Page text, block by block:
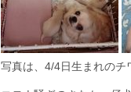
写真は、4/4日生まれのチ